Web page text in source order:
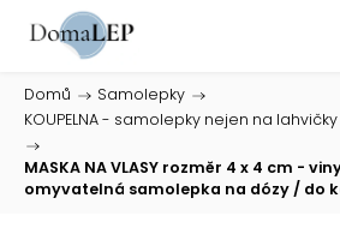
Domů / Samolepky /
KOUPELNA - samolepky nejen na lahvičky
/
MASKA NA VLASY rozměr 4 x 4 cm -
omyvatelná samolepka na dózy / do